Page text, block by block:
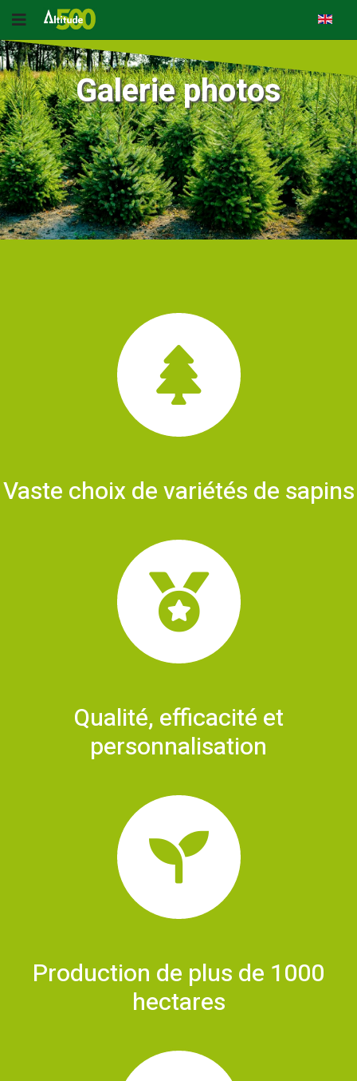
Galerie photos
Vaste choix de variétés de sapins
Qualité, efficacité et
personnalisation
Production de plus de 1000
hectares